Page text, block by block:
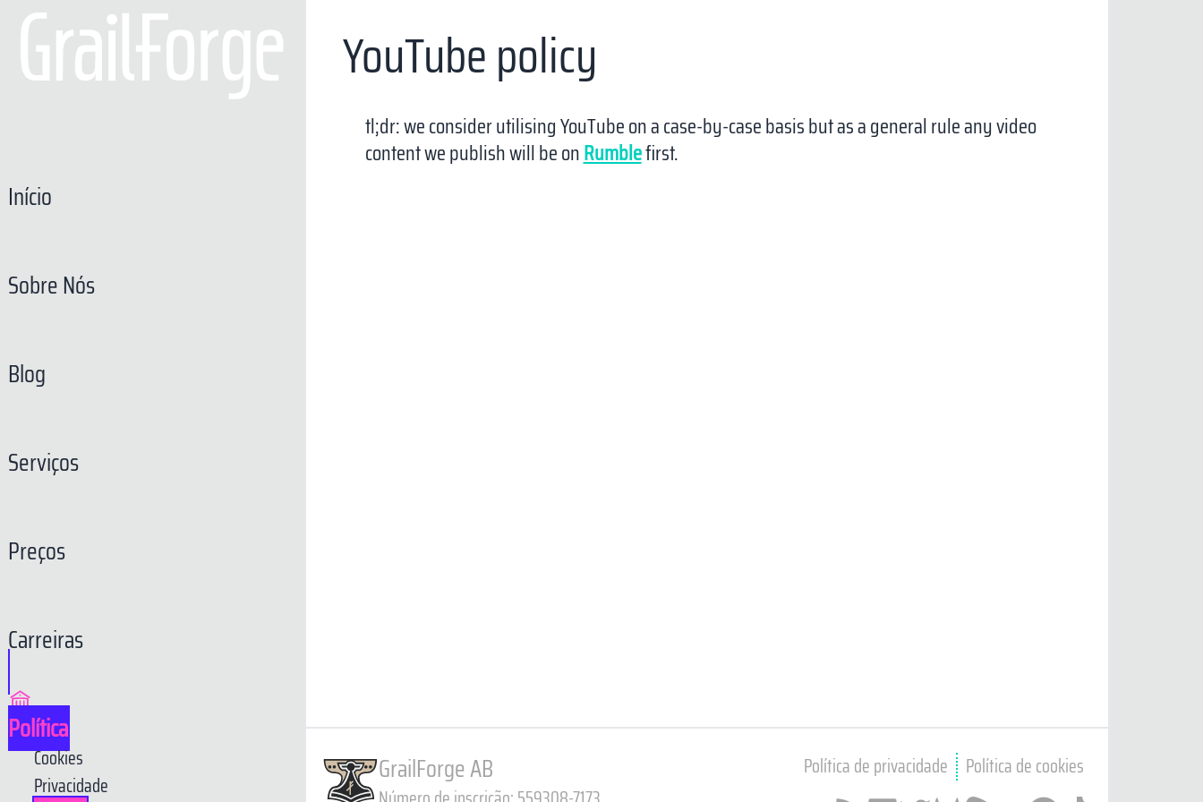
YouTube policy
tl;dr: we consider utilising YouTube on a case-by-case basis but as a general rule any video
content we publish will be onRumblefirst.
Política de privacidade Política de cookies
GrailForge AB
Início
Sobre Nós
Blog
Serviços
Preços
Carreiras
Política
Cookies
Privacidade